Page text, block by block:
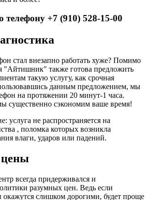
телефону +7 (910) 528-15-00
стал внезапно работать хуже? Помимо
"Айтишник" также готова предложить
такую услугу, как срочная
данным предложением, мы
на протяжении 20 минут-1 часа.
существенно сэкономим ваше время!
услуга не распространяется на
, поломка которых возникла
влаги, ударов или падений.
всегда придерживался и
разумных цен. Ведь если
окажутся слишком дорогими, будет проще